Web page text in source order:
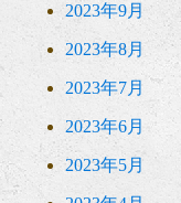
2023年9月
2023年8月
2023年7月
2023年6月
2023年5月